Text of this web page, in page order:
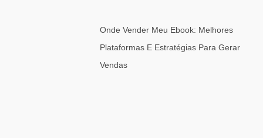
Onde Vender Meu Ebook: Melhores
Plataformas E Estratégias Para Gerar
Vendas